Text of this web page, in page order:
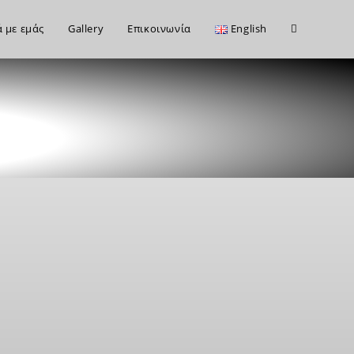
με εμάς Gallery Επικοινωνία English